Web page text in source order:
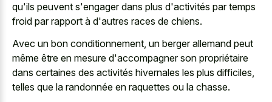
qu'ils peuvent s'engager dans plus d'activités par temps
froid par rapport à d'autres races de chiens.
Avec un bon conditionnement, un berger allemand peut
même être en mesure d'accompagner son propriétaire
dans certaines des activités hivernales les plus difficiles,
telles que la randonnée en raquettes ou la chasse.